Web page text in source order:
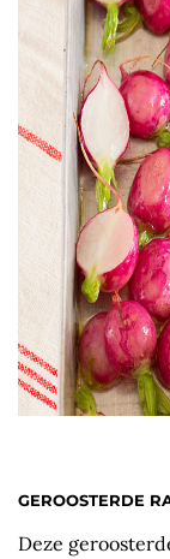
GEROOSTERDE
Deze